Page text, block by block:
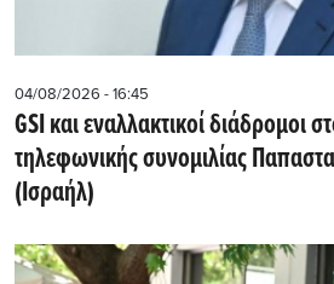
04/08/2026 - 16:45
GSI και εναλλακτικοί διάδρομοι
τηλεφωνικής συνομιλίας Παπασταύρου - Cohen
(Ισραήλ)